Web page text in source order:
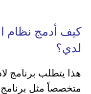
كيف أدمج نظام
لدي؟
هذا يتطلب برنامج
متخصصاً مثل برنامج